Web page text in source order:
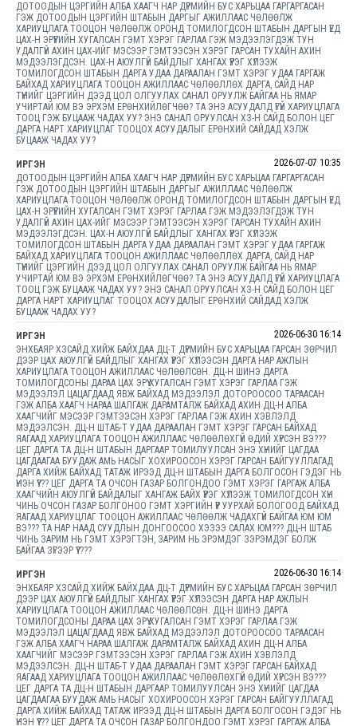
ДОТООДЫН ЦЭРГИЙН АЛБА ХААГЧ НАР ДҮРМИЙН БУС ХАРЬЦАА ГАРГАРГАСАН
ГЭЖ ДОТООДЫН ЦЭРГИЙН ШТАБЫН ДАРГЫГ АЖИЛЛААС ЧӨЛӨӨЛЖ
ХАРИУЦЛАГА ТООЦОН ЧӨЛӨӨЛЖ ОРОНД ТОМИЛОГДСОН ШТАБЫН ДАРГЫН ҮЕД
ЦАХ-Н ЭРҮҮГИЙН ХУГАЛСАН ГЭМТ ХЭРЭГ ГАРЛАА ГЭЖ МЭДЭЭЛЭГДЭЖ ТУН
УДАЛГҮЙ АХИН ЦАХ-ИЙГ МЭСЭЭР ГЭМТЭЭСЭН ХЭРЭГ ГАРСАН ТУХАЙН АХИН
МЭДЭЭЛЭГДСЭН. ЦАХ-Н АЮУЛГҮЙ БАЙДЛЫГ ХАНГАХ ҮҮРЭГ ХҮЛЭЭЖ
ТОМИЛОГДСОН ШТАБЫН ДАРГА УДАА ДАРААЛАН ГЭМТ ХЭРЭГ УДАА ГАРГАЖ
БАЙХАД ХАРИУЦЛАГА ТООЦОН АЖИЛЛААС ЧӨЛӨӨЛЛӨХ ДАРГА, САЙД НАР
ТҮҮНИЙГ ЦЭРГИЙН ДЭЭД ЦОЛ ОЛГУУЛАХ САНАЛ ОРУУЛЖ БАЙГАА НЬ ЯМАР
УЧИРТАЙ ЮМ ВЭ ЭРХЭМ ЕРӨНХИЙЛӨГЧӨӨ? ТА ЭНЭ АСУУДАЛД ҮГҮЙ ХАРИУЦЛАГА
ТООЦ ГЭЖ БУЦААЖ ЧАДАХ УУ? ЭНЭ САНАЛ ОРУУЛСАН ХЗ-Н САЙД БОЛОН ЦЕГ
ДАРГА НАРТ ХАРИУЦЛАГ ТООЦОХ АСУУДАЛЫГ ЕРӨНХИЙ САЙДАД ХЭЛЖ
БУЦААЖ ЧАДАХ УУ?
ИРГЭН
2026-07-07 10:35
ДОТООДЫН ЦЭРГИЙН АЛБА ХААГЧ НАР ДҮРМИЙН БУС ХАРЬЦАА ГАРГАРГАСАН
ГЭЖ ДОТООДЫН ЦЭРГИЙН ШТАБЫН ДАРГЫГ АЖИЛЛААС ЧӨЛӨӨЛЖ
ХАРИУЦЛАГА ТООЦОН ЧӨЛӨӨЛЖ ОРОНД ТОМИЛОГДСОН ШТАБЫН ДАРГЫН ҮЕД
ЦАХ-Н ЭРҮҮГИЙН ХУГАЛСАН ГЭМТ ХЭРЭГ ГАРЛАА ГЭЖ МЭДЭЭЛЭГДЭЖ ТУН
УДАЛГҮЙ АХИН ЦАХ-ИЙГ МЭСЭЭР ГЭМТЭЭСЭН ХЭРЭГ ГАРСАН ТУХАЙН АХИН
МЭДЭЭЛЭГДСЭН. ЦАХ-Н АЮУЛГҮЙ БАЙДЛЫГ ХАНГАХ ҮҮРЭГ ХҮЛЭЭЖ
ТОМИЛОГДСОН ШТАБЫН ДАРГА УДАА ДАРААЛАН ГЭМТ ХЭРЭГ УДАА ГАРГАЖ
БАЙХАД ХАРИУЦЛАГА ТООЦОН АЖИЛЛААС ЧӨЛӨӨЛЛӨХ ДАРГА, САЙД НАР
ТҮҮНИЙГ ЦЭРГИЙН ДЭЭД ЦОЛ ОЛГУУЛАХ САНАЛ ОРУУЛЖ БАЙГАА НЬ ЯМАР
УЧИРТАЙ ЮМ ВЭ ЭРХЭМ ЕРӨНХИЙЛӨГЧӨӨ? ТА ЭНЭ АСУУДАЛД ҮГҮЙ ХАРИУЦЛАГА
ТООЦ ГЭЖ БУЦААЖ ЧАДАХ УУ? ЭНЭ САНАЛ ОРУУЛСАН ХЗ-Н САЙД БОЛОН ЦЕГ
ДАРГА НАРТ ХАРИУЦЛАГ ТООЦОХ АСУУДАЛЫГ ЕРӨНХИЙ САЙДАД ХЭЛЖ
БУЦААЖ ЧАДАХ УУ?
ИРГЭН
2026-06-30 16:14
ЭНХБАЯР ХЗСАЙД ХИЙЖ БАЙХДАА ДЦ-Т ДҮРМИЙН БУС ХАРЬЦАА ГАРСАН ЗӨРЧИЛ
ДЭЭР ЦАХ АЮУЛГҮЙ БАЙДЛЫГ ХАНГАХ ҮҮРЭГ ХҮЛЭЭСЭН ДАРГА НАР АЖЛЫН
ХАРИУЦЛАГА ТООЦОН АЖИЛЛААС ЧӨЛӨӨЛСӨН. ДЦ-Н ШИНЭ ДАРГА
ТОМИЛОГДСОНЫ ДАРАА ЦАХ ЭРҮҮ ХУГАЛСАН ГЭМТ ХЭРЭГ ГАРЛАА ГЭЖ
МЭДЭЭЛЭЛ ЦАЦАГДААД ЯВЖ БАЙХАД МЭДЭЭЛЭЛ ДОТОРООСОО ТАРААСАН
ГЭЖ АЛБА ХААГЧ НАРАА ШАЛГАЖ ДАРАМТАЛЖ БАЙХАД АХИН ДЦ-Н АЛБА
ХААГЧИЙГ МЭСЭЭР ГЭМТЭЭСЭН ХЭРЭГ ГАРЛАА ГЭЖ АХИН ХЭВЛЭЛД
МЭДЭЭЛСЭН. ДЦ-Н ШТАБ-Т УДАА ДАРААЛАН ГЭМТ ХЭРЭГ ГАРСАН БАЙХАД
ЯАГААД ХАРИУЦЛАГА ТООЦОН АЖИЛЛААС ЧӨЛӨӨЛӨХГҮЙ ӨДИЙ ХҮРСЭН ВЭ???
ЦЕГ ДАРГА ТА ДЦ-Н ШТАБЫН ДАРГААР ТОМИЛУУЛСАН ЭНЭ ХҮНИЙГ ЦАГДАА
ЦАГДААГАА БУУДАЖ АМЬ НАСЫГ ХОХИРООСОН ХЭРЭГ ГАРСАН БАЙГУУЛЛАГАД
ДАРГА ХИЙЖ БАЙХАД ТАТАЖ ИРЭЭД ДЦ-Н ШТАБЫН ДАРГА БОЛГОСОН ГЭДЭГ НЬ
ҮНЭН ҮҮ??? ЦЕГ ДАРГА ТА ОЧСОН ГАЗАР БОЛГОНДОО ГЭМТ ХЭРЭГ ГАРГАЖ АЛБА
ХААГЧИЙН АЮУЛГҮЙ БАЙДАЛЫГ ХАНГАЖ БАЙХ ҮҮРЭГ ХҮЛЭЭЖ ТОМИЛОГДСОН ХҮН
ЧИНЬ ОЧСОН ГАЗАР БОЛГОНОО ГЭМТ ХЭРГИЙН ҮҮР УУРХАЙ БОЛОГООД БАЙХАД
ЯАГААД ХАРИУЦЛАГ ТООЦОН АЖИЛЛААС ЧӨЛӨӨЛЖ ЧАДАХГҮЙ БАЙГАА ЮМ ЮМ
ВЭ??? ТА НАР НААД СУУДЛЫН ДОНГООСОО ХЭЗЭЭ САЛАХ ЮМ??? ДЦ-Н ШТАБ
ЧИНЬ ЗАРИМ НЬ ГЭМТ ХЭРЭГТЭН, ЗАРИМ НЬ ЭРЭМДЭГ ЗЭРЭМДЭГ БОЛЖ
БАЙГАА ЗҮГЭЭР ҮҮ????
ИРГЭН
2026-06-30 16:14
ЭНХБАЯР ХЗСАЙД ХИЙЖ БАЙХДАА ДЦ-Т ДҮРМИЙН БУС ХАРЬЦАА ГАРСАН ЗӨРЧИЛ
ДЭЭР ЦАХ АЮУЛГҮЙ БАЙДЛЫГ ХАНГАХ ҮҮРЭГ ХҮЛЭЭСЭН ДАРГА НАР АЖЛЫН
ХАРИУЦЛАГА ТООЦОН АЖИЛЛААС ЧӨЛӨӨЛСӨН. ДЦ-Н ШИНЭ ДАРГА
ТОМИЛОГДСОНЫ ДАРАА ЦАХ ЭРҮҮ ХУГАЛСАН ГЭМТ ХЭРЭГ ГАРЛАА ГЭЖ
МЭДЭЭЛЭЛ ЦАЦАГДААД ЯВЖ БАЙХАД МЭДЭЭЛЭЛ ДОТОРООСОО ТАРААСАН
ГЭЖ АЛБА ХААГЧ НАРАА ШАЛГАЖ ДАРАМТАЛЖ БАЙХАД АХИН ДЦ-Н АЛБА
ХААГЧИЙГ МЭСЭЭР ГЭМТЭЭСЭН ХЭРЭГ ГАРЛАА ГЭЖ АХИН ХЭВЛЭЛД
МЭДЭЭЛСЭН. ДЦ-Н ШТАБ-Т УДАА ДАРААЛАН ГЭМТ ХЭРЭГ ГАРСАН БАЙХАД
ЯАГААД ХАРИУЦЛАГА ТООЦОН АЖИЛЛААС ЧӨЛӨӨЛӨХГҮЙ ӨДИЙ ХҮРСЭН ВЭ???
ЦЕГ ДАРГА ТА ДЦ-Н ШТАБЫН ДАРГААР ТОМИЛУУЛСАН ЭНЭ ХҮНИЙГ ЦАГДАА
ЦАГДААГАА БУУДАЖ АМЬ НАСЫГ ХОХИРООСОН ХЭРЭГ ГАРСАН БАЙГУУЛЛАГАД
ДАРГА ХИЙЖ БАЙХАД ТАТАЖ ИРЭЭД ДЦ-Н ШТАБЫН ДАРГА БОЛГОСОН ГЭДЭГ НЬ
ҮНЭН ҮҮ??? ЦЕГ ДАРГА ТА ОЧСОН ГАЗАР БОЛГОНДОО ГЭМТ ХЭРЭГ ГАРГАЖ АЛБА